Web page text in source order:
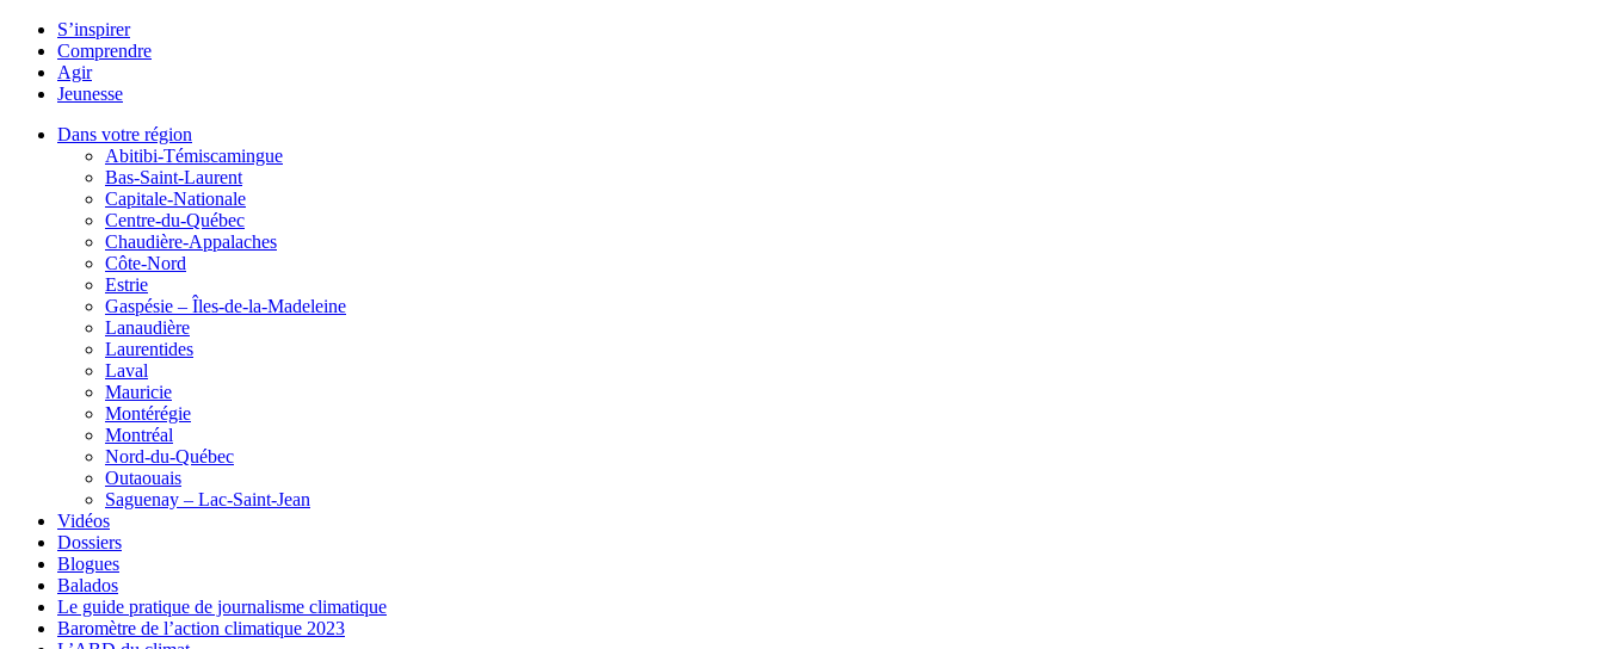
S’inspirer
Comprendre
Agir
Jeunesse
Dans votre région
Abitibi-Témiscamingue
Bas-Saint-Laurent
Capitale-Nationale
Centre-du-Québec
Chaudière-Appalaches
Côte-Nord
Estrie
Gaspésie – Îles-de-la-Madeleine
Lanaudière
Laurentides
Laval
Mauricie
Montérégie
Montréal
Nord-du-Québec
Outaouais
Saguenay – Lac-Saint-Jean
Vidéos
Dossiers
Blogues
Balados
Le guide pratique de journalisme climatique
Baromètre de l’action climatique 2023